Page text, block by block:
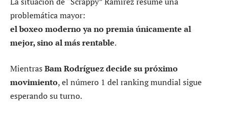
problemática mayor:
el boxeo moderno ya no premia únicamente al
mejor, sino al más rentable.
Mientras Bam Rodríguez decide su próximo
movimiento, el número 1 del ranking mundial sigue
esperando su turno.